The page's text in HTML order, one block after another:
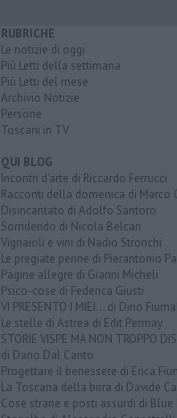
RUBRICHE
Le notizie di oggi
Più Letti della settimana
Più Letti del mese
Archivio Notizie
Persone
Toscani in TV
QUI BLOG
Incontri d'arte di Riccardo Ferrucci
Racconti della domenica di Marco
Disincantato di Adolfo Santoro
Sorridendo di Nicola Belcari
Vignaioli e vini di Nadio Stronchi
Le pregiate penne di Pierantonio
Pagine allegre di Gianni Micheli
Psico-cose di Federica Giusti
VI PRESENTO I MIEI... di Dino
Le stelle di Astrea di Edit Permay
STORIE VISPE MA NON TROPPO
di Dario Dal Canto
Progettare il benessere di Erica
La Toscana della birra di Davide
Cose strane e posti assurdi di Blue